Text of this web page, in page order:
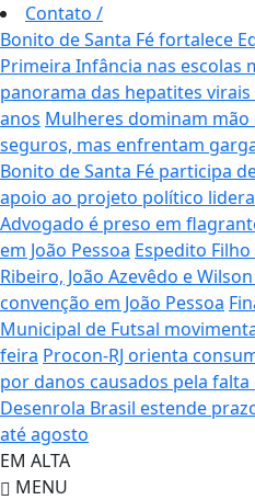
Contato /
Bonito de Santa Fé fortalece
Primeira Infância nas escolas
panorama das hepatites
anos Mulheres dominam
seguros, mas enfrentam
Bonito de Santa Fé participa
apoio ao projeto político
Advogado é preso em
em João Pessoa Espedito
Ribeiro, João Azevêdo e
convenção em João Pessoa
Municipal de Futsal
feira Procon-RJ orienta
por danos causados pela falta
Desenrola Brasil estende
até agosto
EM ALTA
MENU